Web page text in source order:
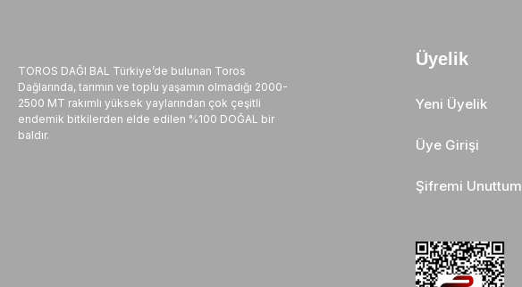
TOROS DAĞI BAL Türkiye’de bulunan Toros
Dağlarında, tarımın ve toplu yaşamın olmadığı 2000-
2500 MT rakımlı yüksek yaylarından çok çeşitli
endemik bitkilerden elde edilen %100 DOĞAL bir
baldır.
Üyelik
Yeni Üyelik
Üye Girişi
Şifremi Unuttum